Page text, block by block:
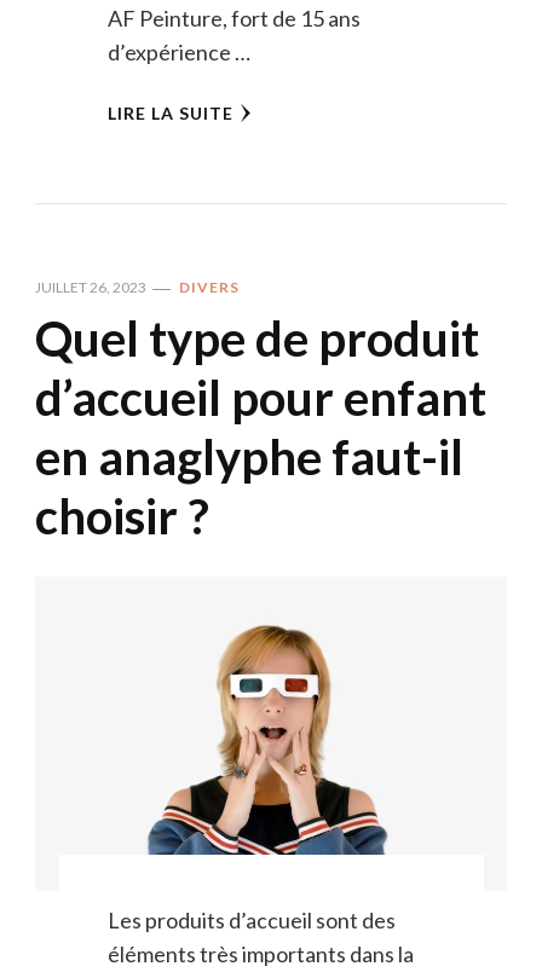
AF Peinture, fort de 15 ans
d’expérience …
LIRE LA SUITE
JUILLET 26, 2023 DIVERS
Quel type de produit
d’accueil pour enfant
en anaglyphe faut-il
choisir ?
Les produits d’accueil sont des
éléments très importants dans la